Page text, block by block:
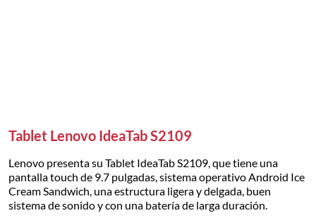
Tablet Lenovo IdeaTab S2109
Lenovo presenta su Tablet IdeaTab S2109, que tiene una
pantalla touch de 9.7 pulgadas, sistema operativo Android Ice
Cream Sandwich, una estructura ligera y delgada, buen
sistema de sonido y con una batería de larga duración.